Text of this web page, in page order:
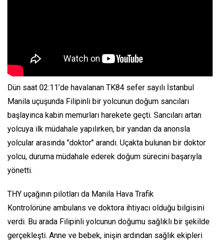
Dün saat 02:11’de havalanan TK84 sefer sayılı İstanbul
Manila uçuşunda Filipinli bir yolcunun doğum sancıları
başlayınca kabin memurları harekete geçti. Sancıları artan
yolcuya ilk müdahale yapılırken, bir yandan da anonsla
yolcular arasında "doktor" arandı. Uçakta bulunan bir doktor
yolcu, duruma müdahale ederek doğum sürecini başarıyla
yönetti.
THY uçağının pilotları da Manila Hava Trafik
Kontrolörüne ambulans ve doktora ihtiyacı olduğu bilgisini
verdi. Bu arada Filipinli yolcunun doğumu sağlıklı bir şekilde
gerçekleşti. Anne ve bebek, inişin ardından sağlık ekipleri